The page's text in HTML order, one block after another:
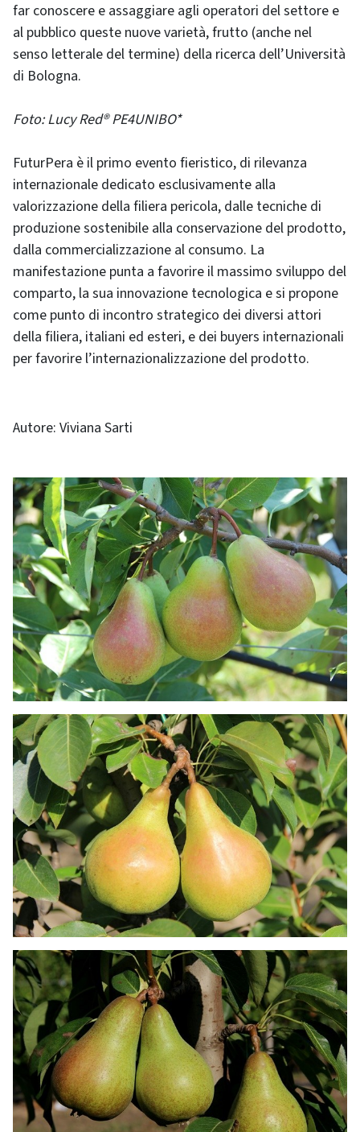
far conoscere e assaggiare agli operatori del settore e
al pubblico queste nuove varietà, frutto (anche nel
senso letterale del termine) della ricerca dell’Università
di Bologna.
Foto: Lucy Red® PE4UNIBO*
FuturPera è il primo evento fieristico, di rilevanza
internazionale dedicato esclusivamente alla
valorizzazione della filiera pericola, dalle tecniche di
produzione sostenibile alla conservazione del prodotto,
dalla commercializzazione al consumo. La
manifestazione punta a favorire il massimo sviluppo del
comparto, la sua innovazione tecnologica e si propone
come punto di incontro strategico dei diversi attori
della filiera, italiani ed esteri, e dei buyers internazionali
per favorire l’internazionalizzazione del prodotto.
Autore: Viviana Sarti